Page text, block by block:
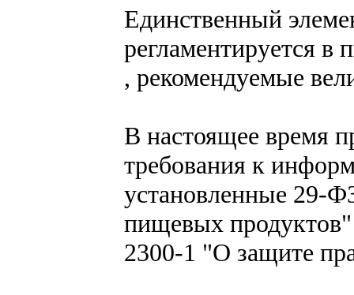
Единственный
регламентируется в
, рекомендуемые
В настоящее время
требования к
установленные 29-
пищевых
2300-1 "О защите